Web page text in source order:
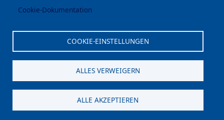
Cookie-Dokumentation
COOKIE-EINSTELLUNGEN
ALLES VERWEIGERN
ALLE AKZEPTIEREN
Kontakt
⎋ Autonome Provinz Bozen
⎋ Schulbibliothek
⎋ Sportnews von unserer Schule